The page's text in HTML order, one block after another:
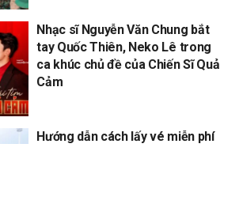
Nhạc sĩ Nguyễn Văn Chung bắt
tay Quốc Thiên, Neko Lê trong
ca khúc chủ đề của Chiến Sĩ Quả
Cảm
Hướng dẫn cách lấy vé miễn phí